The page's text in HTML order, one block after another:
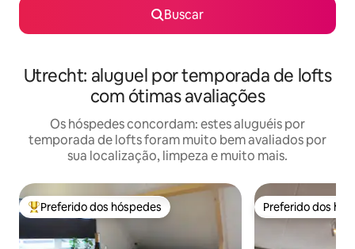
Buscar
Utrecht: aluguel por temporada de lofts
com ótimas avaliações
Os hóspedes concordam: estes aluguéis por
temporada de lofts foram muito bem avaliados por
sua localização, limpeza e muito mais.
Entre os melhores preferidos dos hóspedes
Preferido dos hóspedes Preferido dos
Preferido dos